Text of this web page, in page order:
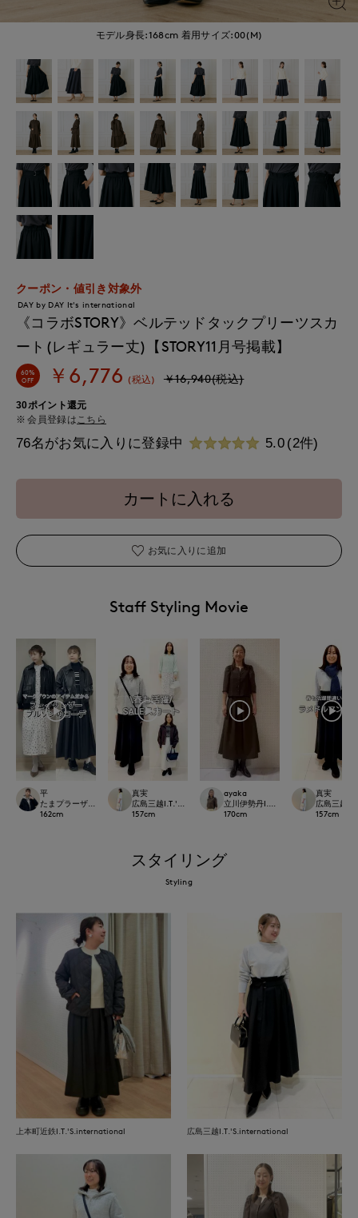
モデル身長:168cm 着用サイズ:00(M)
クーポン・値引き対象外
DAY by DAY It's international
《コラボSTORY》ベルテッドタックプリーツスカ
ート(レギュラー丈)【STORY11月号掲載】
60%
OFF
￥6,776 (税込) ￥16,940(税込)
30ポイント還元
会員登録はこちら
76名がお気に入りに登録中 5.0 (2件)
カートに入れる
お気に入りに追加
Staff Styling Movie
平
たまプラーザ東急I.T.'S.international
162cm
真実
広島三越I.T.'S.international
157cm
ayaka
立川伊勢丹I.T.'S.international
170cm
真実
広島三越
157cm
スタイリング
Styling
上本町近鉄I.T.'S.international 広島三越I.T.'S.international